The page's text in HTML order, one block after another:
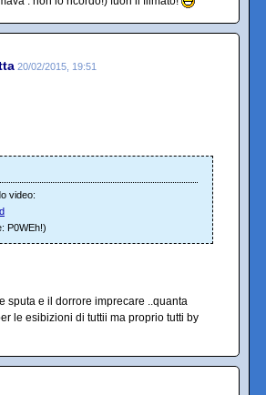
20/02/2015, 19:51
video:
P0WEh!)
sputa e il dorrore imprecare ..quanta
le esibizioni di tuttii ma proprio tutti by